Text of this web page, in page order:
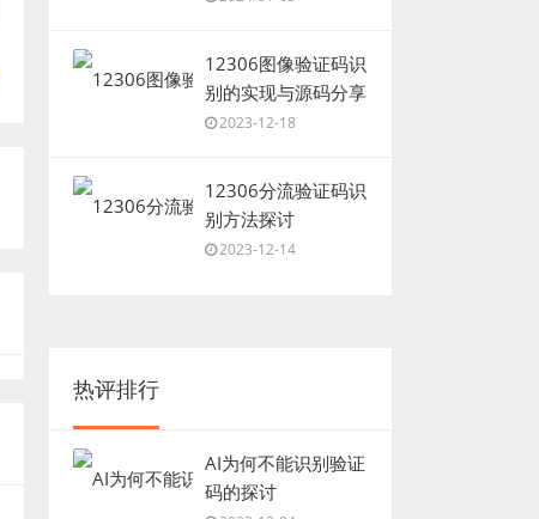
12306图像验证码识
别的实现与源码分享
2023-12-18
12306分流验证码识
别方法探讨
2023-12-14
热评排行
AI为何不能识别验证
码的探讨